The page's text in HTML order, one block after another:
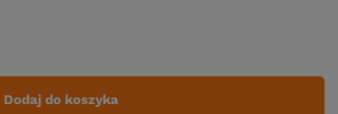
Dodaj do koszyka